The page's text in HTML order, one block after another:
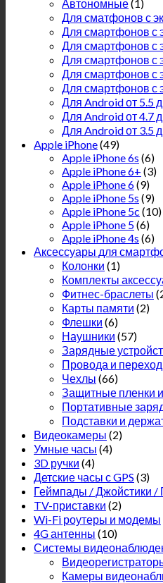
Автономные(1)
Для сматфонов с
Для смартфонов с
Для смартфонов с
Для смартфонов с
Для смартфонов с
Для смартфонов с
Для Android от 5.5
Для Android от 4.7
Для Android от 3.5
Apple iPhone(49)
Apple iPhone 6s (6)
Apple iPhone 6+ (3)
Apple iPhone 6(9)
Apple iPhone 5s (9)
Apple iPhone 5c (10)
Apple iPhone 5(6)
Apple iPhone 4s (6)
Аксессуары для
Колонки (1)
Комплекты
Фитнес-браслеты
Карты памяти (2)
Флешки (6)
Наушники (57)
Зарядные
Провода и
Чехлы (66)
Защитные пленки и
Портативные
Подставки и
Видеокамеры (2)
Умные часы (4)
3D ручки (4)
Детские часы с GPS (3)
Геймпады / Джойстики /
TV-приставки (2)
Wi-Fi роутеры и модемы
4G антенны (10)
Системы
Камеры